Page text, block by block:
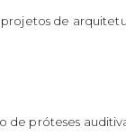
de
próteses